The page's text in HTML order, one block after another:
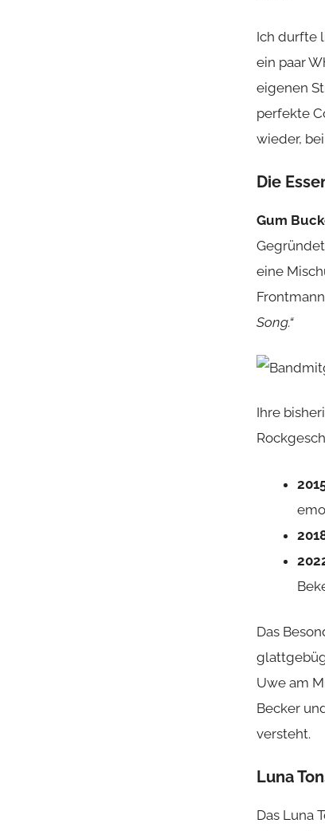
Ich durfte
ein paar
eigenen
perfekte
wieder,
Die
Gum
eine
Frontmann
Song.“
Ihre
Das
Uwe am
Becker
versteht.
Luna
Das Luna